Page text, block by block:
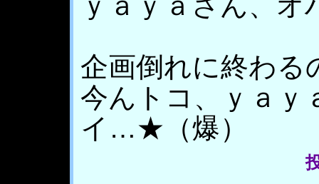
企画倒れに終わ
今んトコ、ｙａｙ
イ…★（爆）